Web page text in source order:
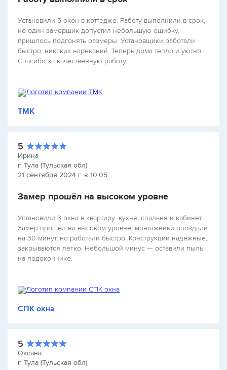
Установили 5 окон в коттедже. Работу выполнили в срок,
но один замерщик допустил небольшую ошибку,
пришлось подгонять размеры. Установщики работали
быстро, никаких нареканий. Теперь дома тепло и уютно.
Спасибо за качественную работу.
ТМК
5
Ирина
г. Тула (Тульская обл)
21 сентября 2024 г. в 10:05
Замер прошёл на высоком уровне
Установили 3 окна в квартиру: кухня, спальня и кабинет.
Замер прошёл на высоком уровне, монтажники опоздали
на 30 минут, но работали быстро. Конструкции надёжные,
закрываются легко. Небольшой минус — оставили пыль
на подоконнике.
СПК окна
5
Оксана
г. Тула (Тульская обл)